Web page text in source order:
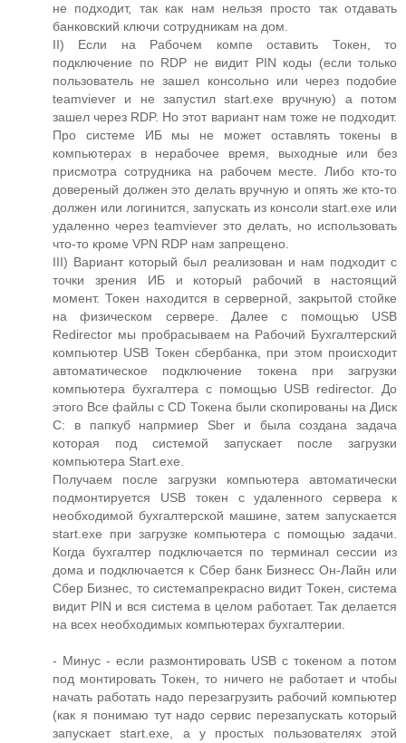
не подходит, так как нам нельзя просто так отдавать
банковский ключи сотрудникам на дом.
II) Если на Рабочем компе оставить Токен, то
подключение по RDP не видит PIN коды (если только
пользователь не зашел консольно или через подобие
teamviever и не запустил start.exe вручную) а потом
зашел через RDP. Но этот вариант нам тоже не подходит.
Про системе ИБ мы не может оставлять токены в
компьютерах в нерабочее время, выходные или без
присмотра сотрудника на рабочем месте. Либо кто-то
довереный должен это делать вручную и опять же кто-то
должен или логинится, запускать из консоли start.exe или
удаленно через teamviever это делать, но использовать
что-то кроме VPN RDP нам запрещено.
III) Вариант который был реализован и нам подходит с
точки зрения ИБ и который рабочий в настоящий
момент. Токен находится в серверной, закрытой стойке
на физическом сервере. Далее с помощью USB
Redirector мы пробрасываем на Рабочий Бухгалтерский
компьютер USB Токен сбербанка, при этом происходит
автоматическое подключение токена при загрузки
компьютера бухгалтера с помощью USB redirector. До
этого Все файлы с CD Токена были скопированы на Диск
C: в папкуб напрмиер Sber и была создана задача
которая под системой запускает после загрузки
компьютера Start.exe.
Получаем после загрузки компьютера автоматически
подмонтируется USB токен с удаленного сервера к
необходимой бухгалтерской машине, затем запускается
start.exe при загрузке компьютера с помощью задачи.
Когда бухгалтер подключается по терминал сессии из
дома и подключается к Сбер банк Бизнесс Он-Лайн или
Сбер Бизнес, то системапрекрасно видит Токен, система
видит PIN и вся система в целом работает. Так делается
на всех необходимых компьютерах бухгалтерии.
- Минус - если размонтировать USB с токеном а потом
под монтировать Токен, то ничего не работает и чтобы
начать работать надо перезагрузить рабочий компьютер
(как я понимаю тут надо сервис перезапускать который
запускает start.exe, а у простых пользователях этой